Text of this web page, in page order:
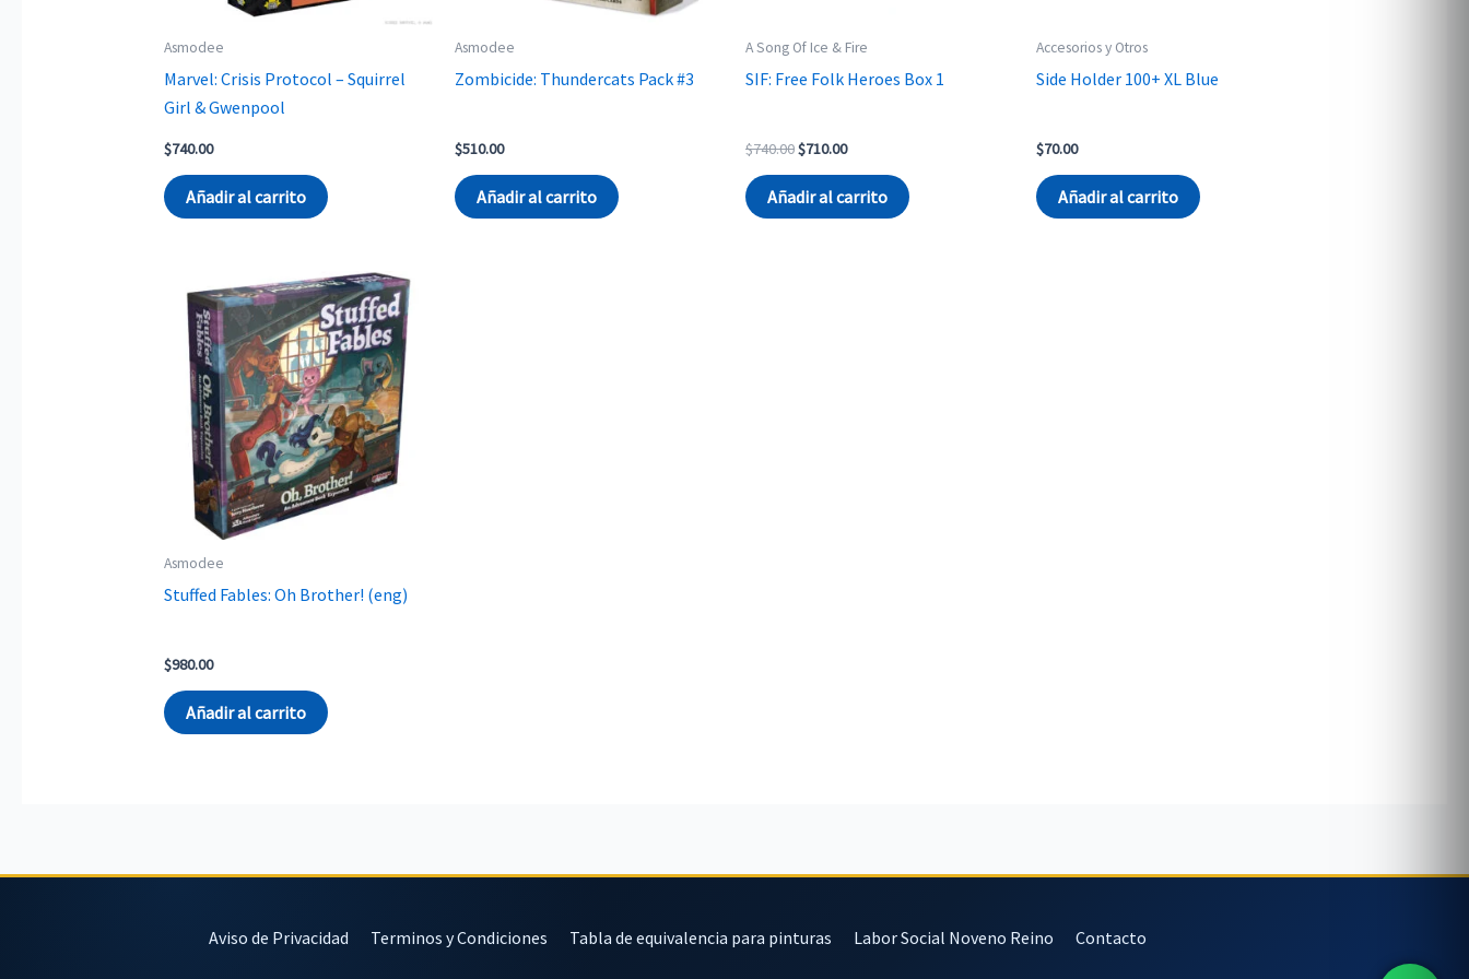
Asmodee
Marvel: Crisis Protocol – Squirrel
Girl & Gwenpool
$740.00
Añadir al carrito
Asmodee
Zombicide: Thundercats Pack #3
$510.00
Añadir al carrito
A Song Of Ice & Fire
SIF: Free Folk Heroes Box 1
$740.00Original
was:
$740.00.
$710.00Current
$710.00.
Añadir al carrito
Accesorios y Otros
Side Holder 100+ XL Blue
$70.00
Añadir al carrito
Asmodee
Stuffed Fables: Oh Brother! (eng)
$980.00
Añadir al carrito
Aviso de Privacidad Terminos y Condiciones Tabla de equivalencia para pinturas Labor Social Noveno Reino Contacto